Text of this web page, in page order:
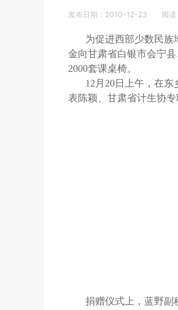
发布日期：2010-12-23 阅读
为促进西部少数民族
金向甘肃省白银市会宁
2000套课桌椅。
12月20日上午，在
表陈颖、甘肃省计生协
捐赠仪式上，蓝野副